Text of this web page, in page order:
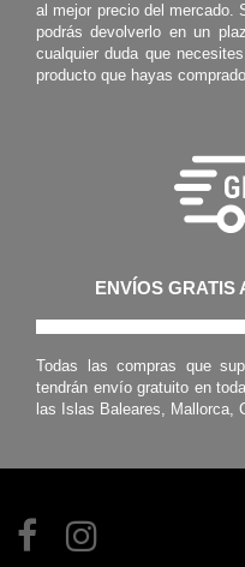
al mejor precio del mercado.
podrás devolverlo en un
cualquier duda que
producto que hayas
ENVÍOS GRATIS
Todas las compras que
tendrán envío gratuito en
las Islas Baleares, Mallorca,